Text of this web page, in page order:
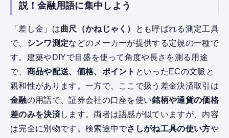
説！金融用語に集中しよう
「差し金」は曲尺（かねじゃく）
とも呼ばれる測定工具
で、 シンワ測定などのメーカーが提供する定規の一種で
す。建築やDIYで目盛を使って角度や長さを測る用途
で、 商品や配送、価格、ポイント といったECの文脈と
親和性があります。一方で、ここで扱う差金決済取引は
金融の用語で、証券会社の口座を使い銘柄や通貨の価格
差のみを決済します。両者は語感が似ていますが、内容
は完全に別物です。検索途中でさしがね工具の使い方や